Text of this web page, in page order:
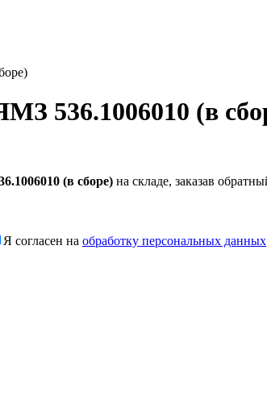
536.1006010 (в
(в сборе) на складе, заказав
Я согласен на обработку персональных данных